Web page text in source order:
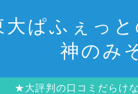
大ぱふぇっ
神のみ
★大評判の口コミだらけ